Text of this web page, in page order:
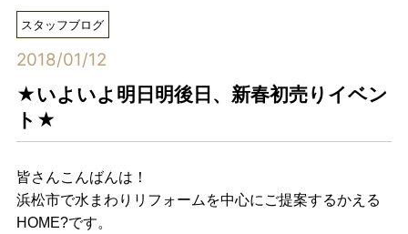
スタッフブログ
2018/01/12
★いよいよ明日明後日、新春初売りイベン
ト★
皆さんこんばんは！
浜松市で水まわりリフォームを中心にご提案するかえる
HOME?です。